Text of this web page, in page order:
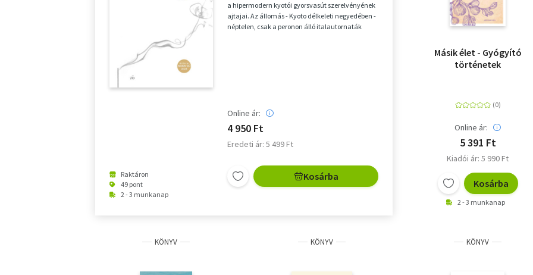
Raktáron
49 pont
2 - 3 munkanap
a hipermodern kyotói gyorsvasút szerelvényének
ajtajai. Az állomás - Kyoto délkeleti negyedében -
néptelen, csak a peronon álló italautornaták
Online ár:
4 950 Ft
Eredeti ár: 5 499 Ft
Kosárba
Másik élet - Gyógyító
történetek
Online ár:
5 391 Ft
Kiadói ár: 5 990 Ft
Kosárba
2 - 3 munkanap
KÖNYV KÖNYV KÖNYV